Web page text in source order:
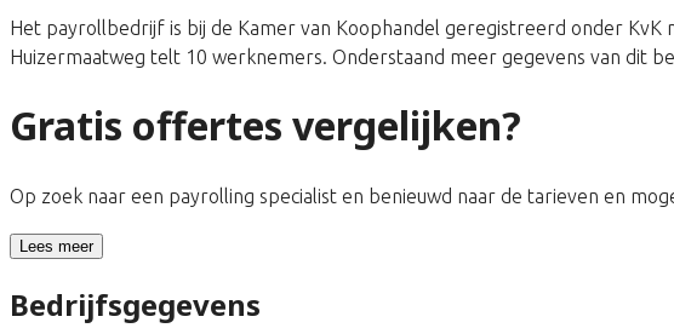
Het payrollbedrijf is bij de Kamer van Koophandel geregistreerd onder
Huizermaatweg telt 10 werknemers. Onderstaand meer gegevens van dit
Gratis offertes vergelijken?
Op zoek naar een payrolling specialist en benieuwd naar de tarieven en
Lees meer
Bedrijfsgegevens